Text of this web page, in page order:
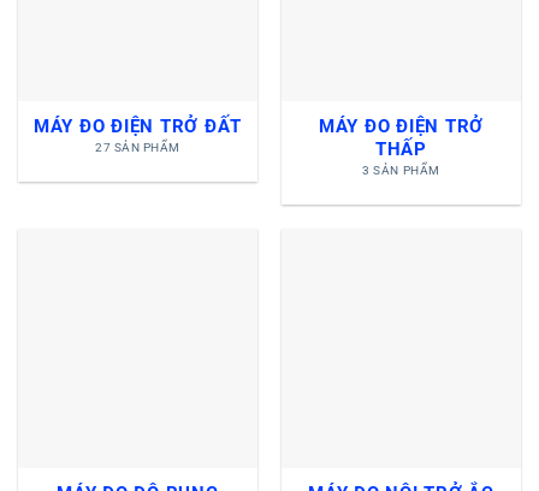
MÁY ĐO ĐIỆN TRỞ ĐẤT
27 SẢN PHẨM
MÁY ĐO ĐIỆN TRỞ
THẤP
3 SẢN PHẨM